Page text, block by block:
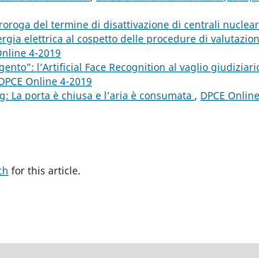
del termine di disattivazione di centrali
elettrica al cospetto delle procedure di
4-2019
l’Artificial Face Recognition al vaglio
Online 4-2019
La porta è chiusa e l’aria è consumata , DPCE
for this article.